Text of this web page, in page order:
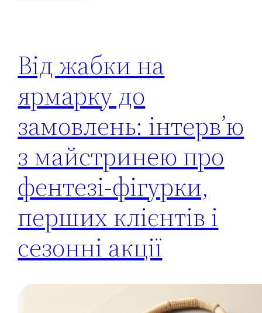
Від жабки на
ярмарку до
замовлень: інтерв’ю
з майстринею про
фентезі‑фігурки,
перших клієнтів і
сезонні акції